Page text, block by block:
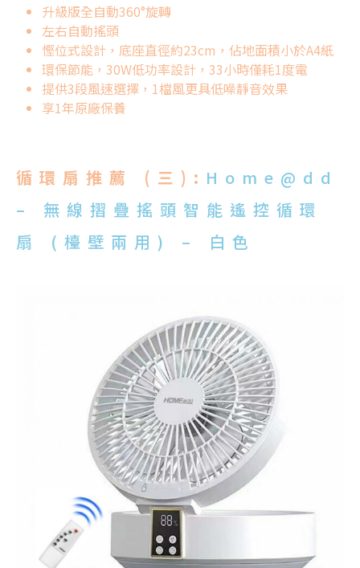
升級版全自動360°旋轉
左右自動搖頭
慳位式設計，底座直徑約23cm，佔地面積小於A4紙
環保節能，30W低功率設計，33小時僅耗1度電
提供3段風速選擇，1檔風更具低噪靜音效果
享1年原廠保養
循環扇推薦 (三): Home@dd
– 無線摺疊搖頭智能遙控循環
扇 (檯壁兩用) – 白色